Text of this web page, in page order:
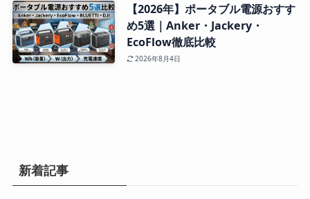
【2026年】ポータブル電源おすす
め5選｜Anker・Jackery・
EcoFlow徹底比較
2026年8月4日
新着記事